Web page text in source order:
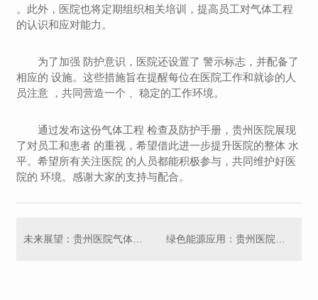
。此外，医院也将定期组织相关培训，提高员工对气体工程
的认识和应对能力。
为了加强 防护意识，医院还设置了 警示标志，并配备了
相应的 设施。这些措施旨在提醒每位在医院工作和就诊的人
员注意 ，共同营造一个 、稳定的工作环境。
通过发布这份气体工程 检查及防护手册，贵州医院展现
了对员工和患者 的重视，希望借此进一步提升医院的整体 水
平。希望所有关注医院 的人员都能积极参与，共同维护好医
院的 环境。感谢大家的支持与配合。